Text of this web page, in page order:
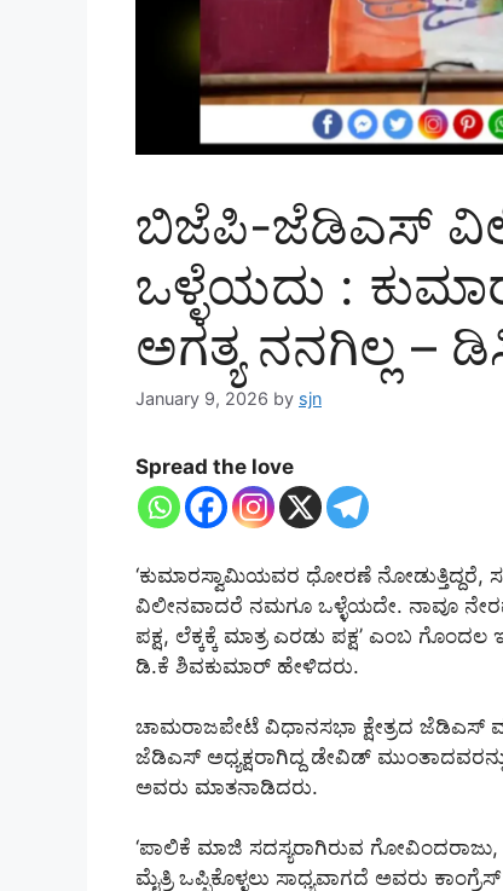
ಬಿಜೆಪಿ-ಜೆಡಿಎಸ್
ಒಳ್ಳೆಯದು :
ಅಗತ್ಯ ನನಗಿಲ್ಲ –
January 9, 2026 by sjn
Spread the love
‘ಕುಮಾರಸ್ವಾಮಿಯವರ ಧೋರಣೆ ನೋಡುತ್ತಿದ್ದರೆ,
ವಿಲೀನವಾದರೆ ನಮಗೂ ಒಳ್ಳೆಯದೇ. ನಾವೂ
ಪಕ್ಷ, ಲೆಕ್ಕಕ್ಕೆ ಮಾತ್ರ ಎರಡು ಪಕ್ಷ’ ಎಂಬ
ಡಿ.ಕೆ ಶಿವಕುಮಾರ್ ಹೇಳಿದರು.
ಚಾಮರಾಜಪೇಟೆ ವಿಧಾನಸಭಾ ಕ್ಷೇತ್ರದ ಜೆಡಿಎಸ್
ಜೆಡಿಎಸ್ ಅಧ್ಯಕ್ಷರಾಗಿದ್ದ ಡೇವಿಡ್
ಅವರು ಮಾತನಾಡಿದರು.
‘ಪಾಲಿಕೆ ಮಾಜಿ ಸದಸ್ಯರಾಗಿರುವ
ಮೈತ್ರಿ ಒಪ್ಪಿಕೊಳ್ಳಲು ಸಾಧ್ಯವಾಗದೆ ಅವರು